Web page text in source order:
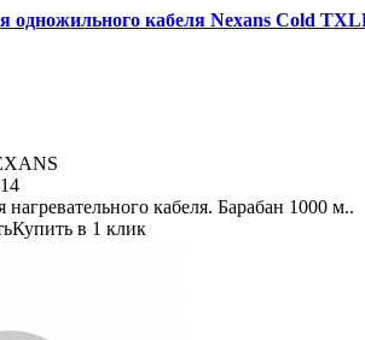
одножильного кабеля Nexans Cold
кабеля. Барабан 1000 м..
Купить в 1 клик